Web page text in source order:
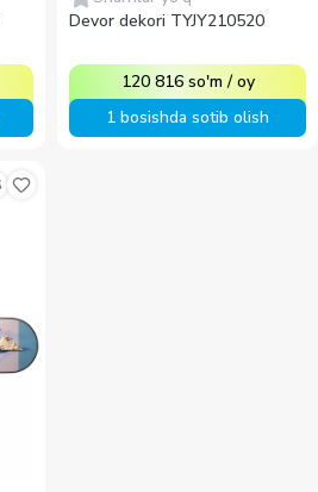
Devor dekori TYJY210520
120 816 so'm /oy
1 bosishda sotib olish